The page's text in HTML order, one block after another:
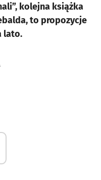
kolejna książka
to propozycje
lato.